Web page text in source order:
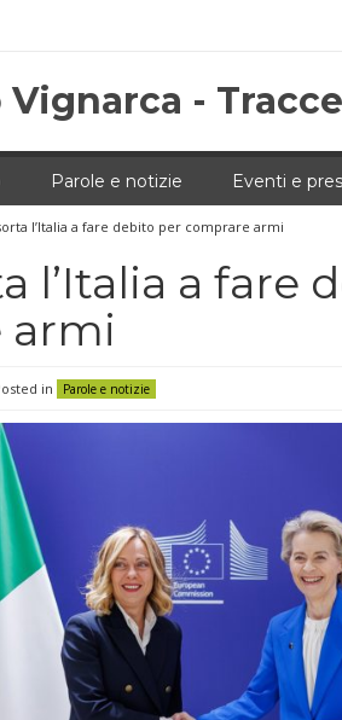
Vignarca - Tracce
Parole e notizie Eventi e
l’Italia a fare debito per comprare armi
l’Italia a fare
armi
in Parole e notizie